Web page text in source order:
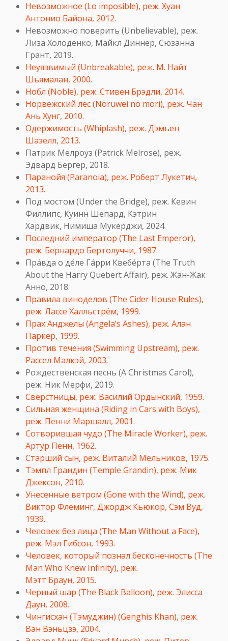
Невозможное (Lo imposible), реж. Хуан
Антонио Байона, 2012.
Невозможно поверить (Unbelievable), реж.
Лиза Холоденко, Майкл Диннер, Сюзанна
Грант, 2019.
Неуязвимый (Unbreakable), реж. М. Найт
Шьямалан, 2000.
Нобл (Noble), реж. Стивен Брэдли, 2014.
Норвежский лес (Noruwei no mori), реж. Чан
Ань Хунг, 2010.
Одержимость (Whiplash), реж. Дэмьен
Шазелл, 2013.
Патрик Мелроуз (Patrick Melrose), реж.
Эдвард Бергер, 2018.
Паранойя (Paranoia), реж. Роберт Лукетич,
2013.
Под мостом (Under the Bridge), реж. Кевин
Филлипс, Куинн Шепард, Кэтрин
Хардвик, Нимиша Мукерджи, 2024.
Последний император (The Last Emperor),
реж. Бернардо Бертолуччи, 1987.
Пра́вда о де́ле Га́рри Квебе́рта (The Truth
About the Harry Quebert Affair), реж. Жан-Жак
Анно, 2018.
Правила виноделов (The Cider House Rules),
реж. Лассе Халльстрём, 1999.
Прах Анджелы (Angela’s Ashes), реж. Алан
Паркер, 1999.
Против течения (Swimming Upstream), реж.
Рассел Малкэй, 2003.
Рождественская песнь (A Christmas Carol),
реж. Ник Мерфи, 2019.
Сверстницы, реж. Василий Ордынский, 1959.
Сильная женщина (Riding in Cars with Boys),
реж. Пенни Маршалл, 2001.
Сотворившая чудо (The Miracle Worker), реж.
Артур Пенн, 1962.
Старший сын, реж. Виталий Мельников, 1975.
Тэмпл Грандин (Temple Grandin), реж. Мик
Джексон, 2010.
Унесенные ветром (Gone with the Wind), реж.
Виктор Флеминг, Джордж Кьюкор, Сэм Вуд,
1939.
Человек без лица (The Man Without a Face),
реж. Мэл Гибсон, 1993.
Человек, который познал бесконечность (The
Man Who Knew Infinity), реж.
Мэтт Браун, 2015.
Черный шар (The Black Balloon), реж. Элисса
Даун, 2008.
Чингисхан (Тэмуджин) (Genghis Khan), реж.
Ван Вэньцзэ, 2004.